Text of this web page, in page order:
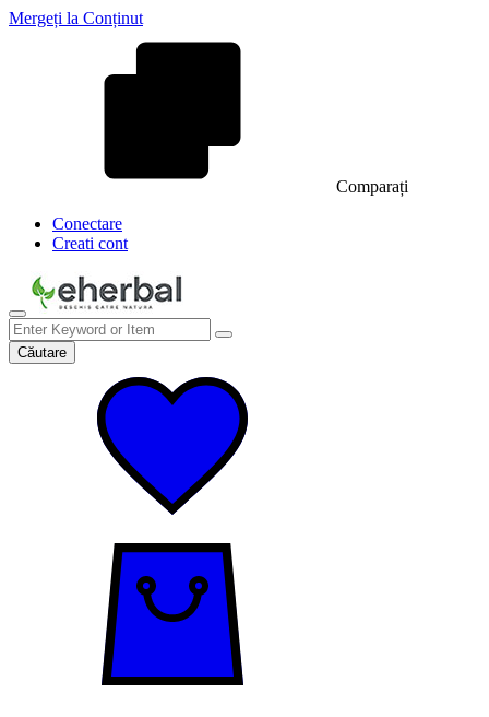
Mergeți la Conținut
Comparați
Conectare
Creati cont
Căutare